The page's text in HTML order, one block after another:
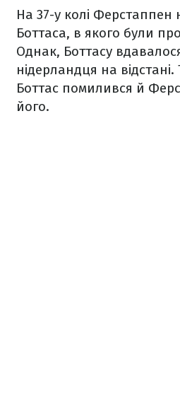
На 37-у колі Ферстаппен
Боттаса, в якого були
Однак, Боттасу
нідерландця на відстані.
Боттас помилився й
його.